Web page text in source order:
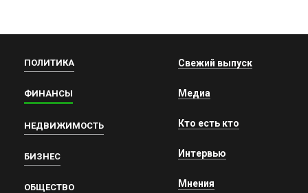
ПОЛИТИКА
ФИНАНСЫ
НЕДВИЖИМОСТЬ
БИЗНЕС
ОБЩЕСТВО
Свежий выпуск
Медиа
Кто есть кто
Интервью
Мнения